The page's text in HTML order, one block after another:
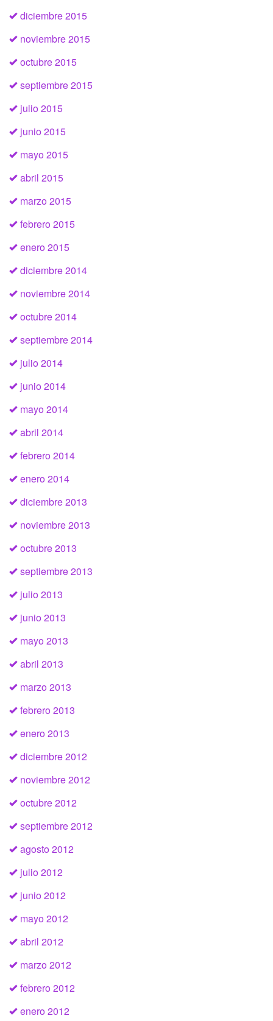
diciembre 2015
noviembre 2015
octubre 2015
septiembre 2015
julio 2015
junio 2015
mayo 2015
abril 2015
marzo 2015
febrero 2015
enero 2015
diciembre 2014
noviembre 2014
octubre 2014
septiembre 2014
julio 2014
junio 2014
mayo 2014
abril 2014
febrero 2014
enero 2014
diciembre 2013
noviembre 2013
octubre 2013
septiembre 2013
julio 2013
junio 2013
mayo 2013
abril 2013
marzo 2013
febrero 2013
enero 2013
diciembre 2012
noviembre 2012
octubre 2012
septiembre 2012
agosto 2012
julio 2012
junio 2012
mayo 2012
abril 2012
marzo 2012
febrero 2012
enero 2012